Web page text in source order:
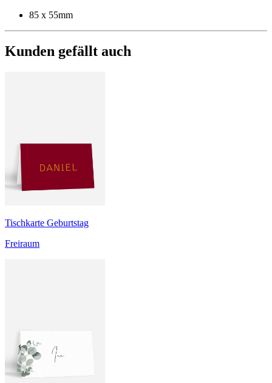
85 x 55mm
Kunden gefällt auch
Tischkarte Geburtstag
Freiraum